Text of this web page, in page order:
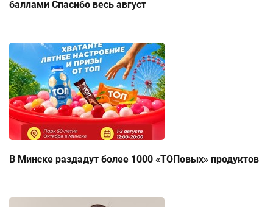
баллами Спасибо весь август
В Минске раздадут более 1000 «ТОПовых» продуктов